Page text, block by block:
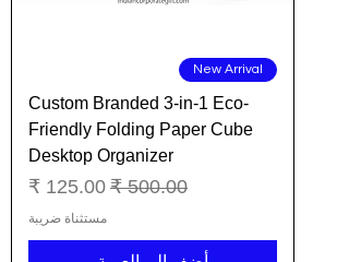
New Arrival
Custom Branded 3-in-1 Eco-
Friendly Folding Paper Cube
Desktop Organizer
سعر عاديسعر البيع
مستثناة ضريبة